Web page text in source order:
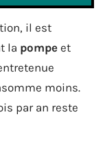
il est
la pompe et
moins.
par an reste